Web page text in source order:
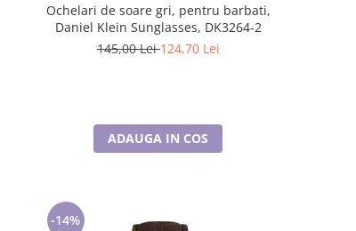
Ochelari de soare gri, pentru barbati,
Daniel Klein Sunglasses, DK3264-2
145,00 Lei124,70 Lei
ADAUGA IN COS
-14%